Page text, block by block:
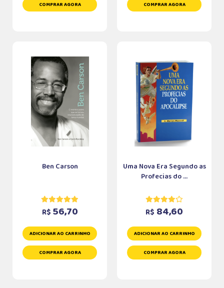
COMPRAR AGORA COMPRAR AGORA
Ben Carson
R$ 56,70
ADICIONAR AO CARRINHO
COMPRAR AGORA
Uma Nova Era Segundo as
Profecias do ...
R$ 84,60
ADICIONAR AO CARRINHO
COMPRAR AGORA